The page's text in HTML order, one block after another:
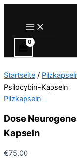
Main
Menu
Startseite /
Psilocybin-Kapseln
Pilzkapseln
Dose
Kapseln
€75.00